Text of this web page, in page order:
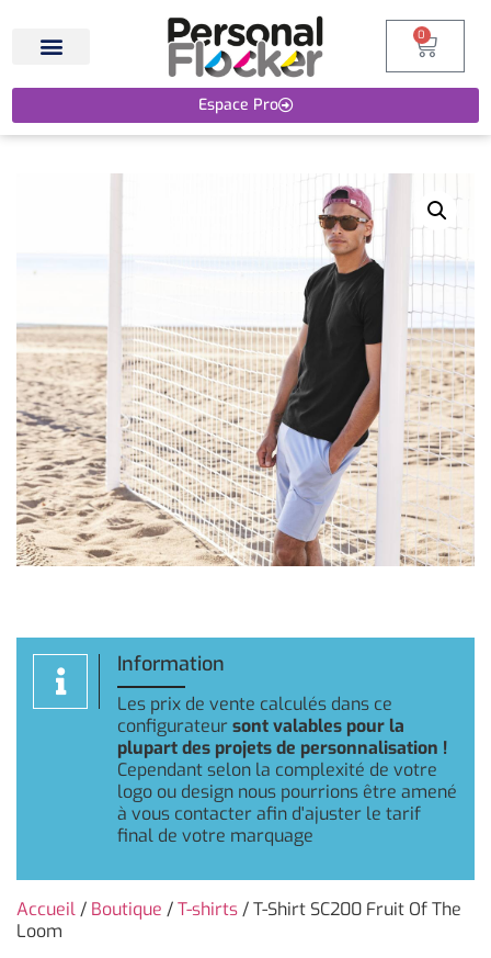
Espace Pro
0
Information
Les prix de vente calculés dans ce
configurateursont valables pour la
plupart des projets de personnalisation !
Cependant selon la complexité de votre
logo ou design nous pourrions être amené
à vous contacter afin d'ajuster le tarif
final de votre marquage
Accueil / Boutique /T-shirts / T-Shirt SC200 Fruit Of The
Loom